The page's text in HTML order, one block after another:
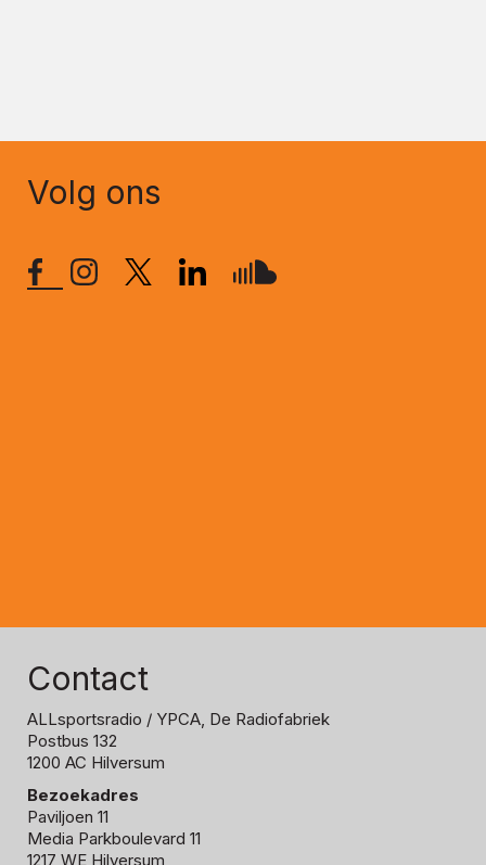
Volg ons
Contact
ALLsportsradio / YPCA, De Radiofabriek
Postbus 132
1200 AC Hilversum
Bezoekadres
Paviljoen 11
Media Parkboulevard 11
1217 WE Hilversum